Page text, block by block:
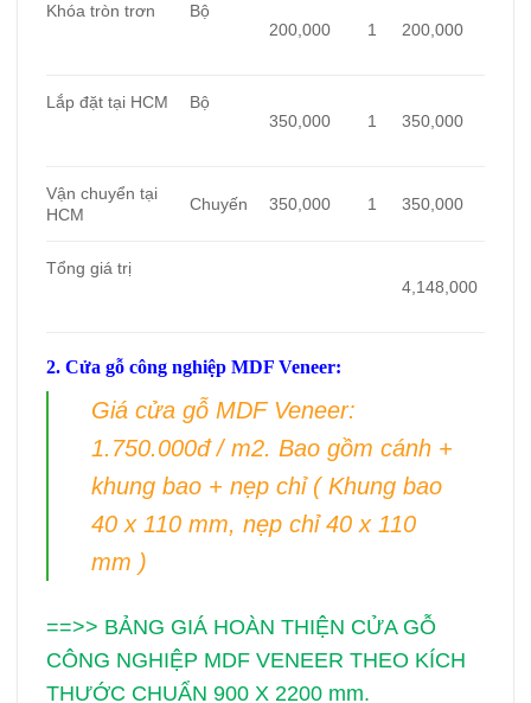
Khóa tròn trơn
Bộ
200,000
1 200,000
Lắp đặt tại HCM
Bộ
350,000
1 350,000
Vận chuyển tại
HCM
Chuyến 350,000 1 350,000
Tổng giá trị
4,148,000
2. Cửa gỗ công nghiệp MDF Veneer:
Giá cửa gỗ MDF Veneer:
1.750.000đ / m2. Bao gồm cánh +
khung bao + nẹp chỉ ( Khung bao
40 x 110 mm, nẹp chỉ 40 x 110
mm )
==>> BẢNG GIÁ HOÀN THIỆN CỬA GỖ
CÔNG NGHIỆP MDF VENEER THEO KÍCH
THƯỚC CHUẨN 900 X 2200 mm.